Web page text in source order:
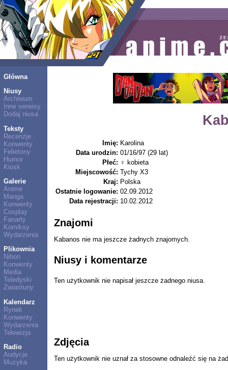
Główna
Niusy
Archiwum
Inne serwisy
Dodaj niusa
Teksty
Recenzje
Konwenty
Felietony
Humor
Kiosk
Galerie
Anime
Manga
Konwenty
Cosplay
Fanarty
Komiksy
Wydarzenia
Plikownia
Nihon
Konwenty
Media
Teledyski
Zwiastuny
Kalendarz
Rynek
Konwenty
Wydarzenia
Telewizja
Radio
Audycje
Muzyka
Imię: Karolina
Data urodzin: 01/16/97 (29 lat)
Płeć: ♀ kobieta
Miejscowość: Tychy X3
Kraj: Polska
Ostatnie logowanie: 02.09.2012
Data rejestracji: 10.02.2012
Znajomi
Kabanos nie ma jeszcze żadnych znajomych.
Niusy i komentarze
Ten użytkownik nie napisał jeszcze żadnego niusa.
Zdjęcia
Ten użytkownik nie uznał za stosowne odnaleźć się na